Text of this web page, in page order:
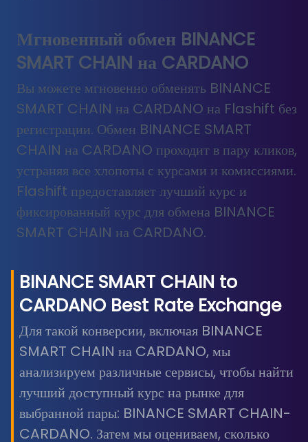
Мгновенный обмен BINANCE
SMART CHAIN на CARDANO
Вы можете мгновенно обменять BINANCE
SMART CHAIN на CARDANO на Flashift без
регистрации. Обмен BINANCE SMART
CHAIN на CARDANO проходит в пару кликов,
устраняя все хлопоты с курсами и комиссиями.
Flashift предоставляет лучший курс и
фиксированный курс для обмена BINANCE
SMART CHAIN на CARDANO.
BINANCE SMART CHAIN to
CARDANO Best Rate Exchange
Для такой конверсии, включая BINANCE
SMART CHAIN на CARDANO, мы
анализируем различные сервисы, чтобы найти
лучший доступный курс на рынке для
выбранной пары: BINANCE SMART CHAIN-
CARDANO. Затем мы оцениваем, сколько